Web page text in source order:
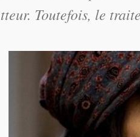
Toutefois, le